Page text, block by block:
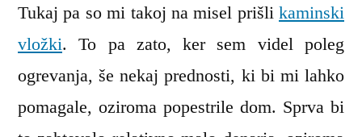
Tukaj pa so mi takoj na misel prišli kaminski
vložki. To pa zato, ker sem videl poleg
ogrevanja, še nekaj prednosti, ki bi mi lahko
pomagale, oziroma popestrile dom. Sprva bi